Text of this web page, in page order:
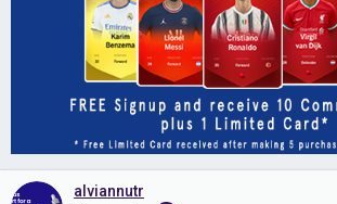
alviannutr